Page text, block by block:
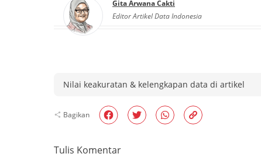
Gita Arwana Cakti
Editor Artikel Data Indonesia
Nilai keakuratan & kelengkapan data di artikel
Bagikan
Tulis Komentar